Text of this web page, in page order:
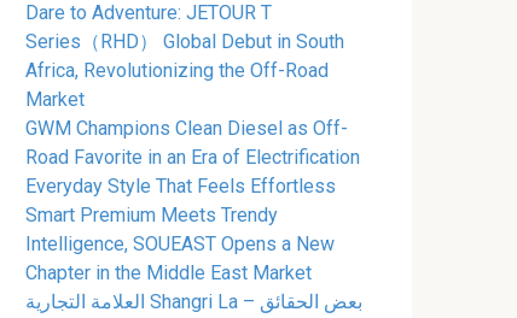
Dare to Adventure: JETOUR T
Series（RHD） Global Debut in South
Africa, Revolutionizing the Off-Road
Market
GWM Champions Clean Diesel as Off-
Road Favorite in an Era of Electrification
Everyday Style That Feels Effortless
Smart Premium Meets Trendy
Intelligence, SOUEAST Opens a New
Chapter in the Middle East Market
العلامة التجارية Shangri La – بعض الحقائق